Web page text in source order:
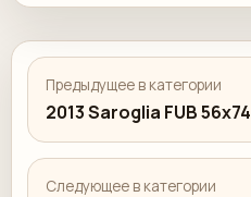
Предыдущее в категории
2013 Saroglia FUB 56x74
Следующее в категории